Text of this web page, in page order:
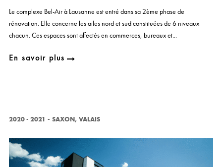
Le complexe Bel-Air à Lausanne est entré dans sa 2ème phase de
rénovation. Elle concerne les ailes nord et sud constituées de 6 niveaux
chacun. Ces espaces sont affectés en commerces, bureaux et...
En savoir plus
2020 - 2021 - SAXON, VALAIS